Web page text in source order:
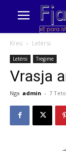
Kreu Letërsi
Letërsi Tregime
Vrasja
Nga admin - 7